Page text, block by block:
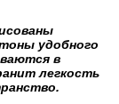
удобного
в
легкость